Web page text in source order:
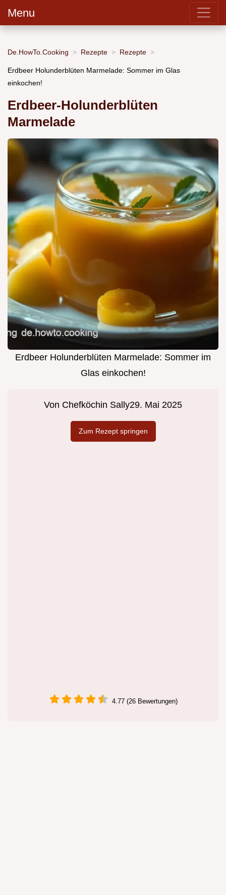
Menu
De.HowTo.Cooking Rezepte Rezepte
Erdbeer Holunderblüten Marmelade: Sommer im Glas
einkochen!
Erdbeer-Holunderblüten
Marmelade
Erdbeer Holunderblüten Marmelade: Sommer im
Glas einkochen!
Von Chefköchin Sally29. Mai 2025
Zum Rezept springen
4.77 (26 Bewertungen)